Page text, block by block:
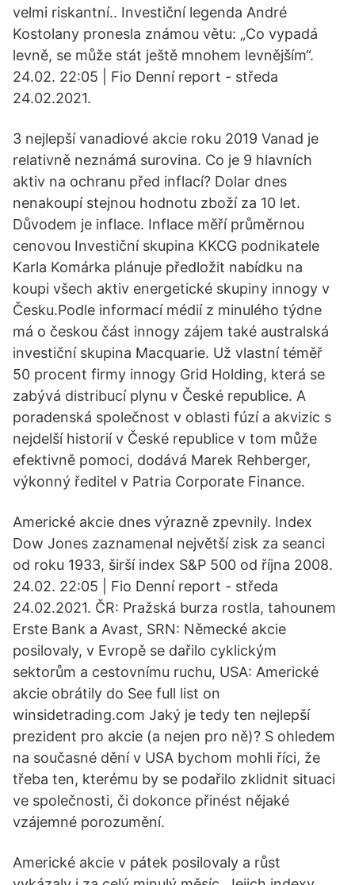
velmi riskantní.. Investiční legenda André
Kostolany pronesla známou větu: „Co vypadá
levně, se může stát ještě mnohem levnějším“.
24.02. 22:05 | Fio Denní report - středa
24.02.2021.
3 nejlepší vanadiové akcie roku 2019 Vanad je
relativně neznámá surovina. Co je 9 hlavních
aktiv na ochranu před inflací? Dolar dnes
nenakoupí stejnou hodnotu zboží za 10 let.
Důvodem je inflace. Inflace měří průměrnou
cenovou Investiční skupina KKCG podnikatele
Karla Komárka plánuje předložit nabídku na
koupi všech aktiv energetické skupiny innogy v
Česku.Podle informací médií z minulého týdne
má o českou část innogy zájem také australská
investiční skupina Macquarie. Už vlastní téměř
50 procent firmy innogy Grid Holding, která se
zabývá distribucí plynu v České republice. A
poradenská společnost v oblasti fúzí a akvizic s
nejdelší historií v České republice v tom může
efektivně pomoci, dodává Marek Rehberger,
výkonný ředitel v Patria Corporate Finance.
Americké akcie dnes výrazně zpevnily. Index
Dow Jones zaznamenal největší zisk za seanci
od roku 1933, širší index S&P 500 od října 2008.
24.02. 22:05 | Fio Denní report - středa
24.02.2021. ČR: Pražská burza rostla, tahounem
Erste Bank a Avast, SRN: Německé akcie
posilovaly, v Evropě se dařilo cyklickým
sektorům a cestovnímu ruchu, USA: Americké
akcie obrátily do See full list on
winsidetrading.com Jaký je tedy ten nejlepší
prezident pro akcie (a nejen pro ně)? S ohledem
na současné dění v USA bychom mohli říci, že
třeba ten, kterému by se podařilo zklidnit situaci
ve společnosti, či dokonce přinést nějaké
vzájemné porozumění.
Americké akcie v pátek posilovaly a růst